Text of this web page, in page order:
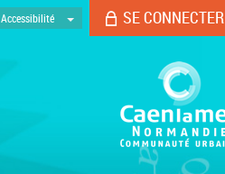
Accessibilité SE CONNECTER